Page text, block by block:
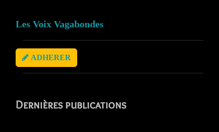
Les Voix Vagabondes
ADHERER
Dernières publications